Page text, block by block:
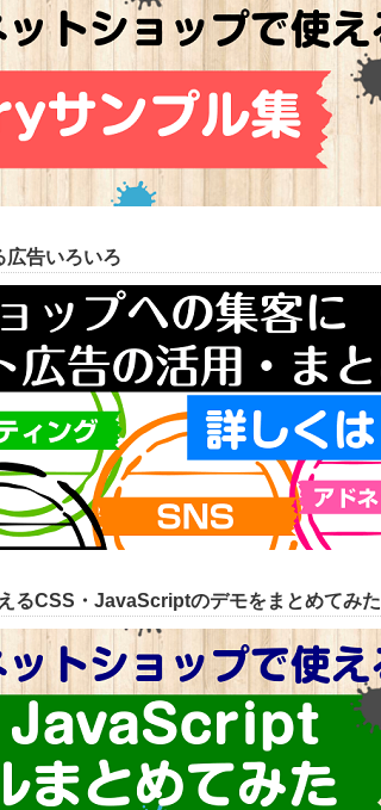
広告いろいろ
るCSS・JavaScriptのデモをまとめてみた